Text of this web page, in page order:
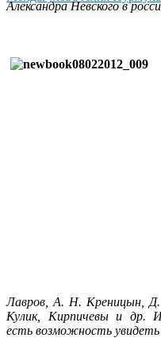
Александра Невского в
Лавров, А. Н. Креницын,
Кулик, Кирпичевы и др.
есть возможность